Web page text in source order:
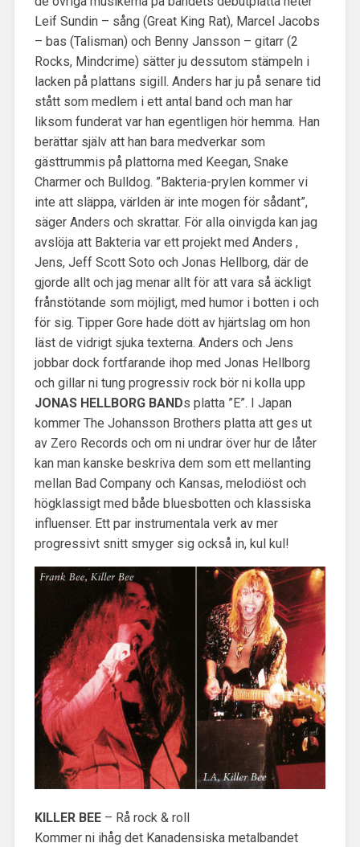
Leif Sundin – sång (Great King Rat), Marcel Jacobs
– bas (Talisman) och Benny Jansson – gitarr (2
Rocks, Mindcrime) sätter ju dessutom stämpeln i
lacken på plattans sigill. Anders har ju på senare tid
stått som medlem i ett antal band och man har
liksom funderat var han egentligen hör hemma. Han
berättar själv att han bara medverkar som
gästtrummis på plattorna med Keegan, Snake
Charmer och Bulldog. ”Bakteria-prylen kommer vi
inte att släppa, världen är inte mogen för sådant”,
säger Anders och skrattar. För alla oinvigda kan jag
avslöja att Bakteria var ett projekt med Anders ,
Jens, Jeff Scott Soto och Jonas Hellborg, där de
gjorde allt och jag menar allt för att vara så äckligt
frånstötande som möjligt, med humor i botten i och
för sig. Tipper Gore hade dött av hjärtslag om hon
läst de vidrigt sjuka texterna. Anders och Jens
jobbar dock fortfarande ihop med Jonas Hellborg
och gillar ni tung progressiv rock bör ni kolla upp
JONAS HELLBORG BANDs platta ”E”. I Japan
kommer The Johansson Brothers platta att ges ut
av Zero Records och om ni undrar över hur de låter
kan man kanske beskriva dem som ett mellanting
mellan Bad Company och Kansas, melodiöst och
högklassigt med både bluesbotten och klassiska
influenser. Ett par instrumentala verk av mer
progressivt snitt smyger sig också in, kul kul!
KILLER BEE– Rå rock & roll
Kommer ni ihåg det Kanadensiska metalbandet